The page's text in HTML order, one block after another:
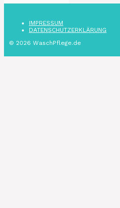
IMPRESSUM
DATENSCHUTZ­ERKLÄRUNG
© 2026 WaschPflege.de